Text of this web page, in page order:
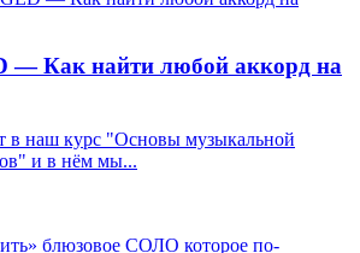
— Как найти любой аккорд на
в наш курс "Основы музыкальной
и в нём мы...